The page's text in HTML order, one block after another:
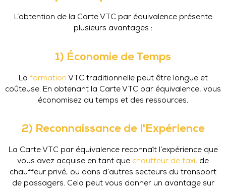
L’obtention de la Carte VTC par équivalence présente
plusieurs avantages :
1) Économie de Temps
La formation VTC traditionnelle peut être longue et
coûteuse. En obtenant la Carte VTC par équivalence, vous
économisez du temps et des ressources.
2) Reconnaissance de l'Expérience
La Carte VTC par équivalence reconnaît l’expérience que
vous avez acquise en tant que chauffeur de taxi, de
chauffeur privé, ou dans d’autres secteurs du transport
de passagers. Cela peut vous donner un avantage sur